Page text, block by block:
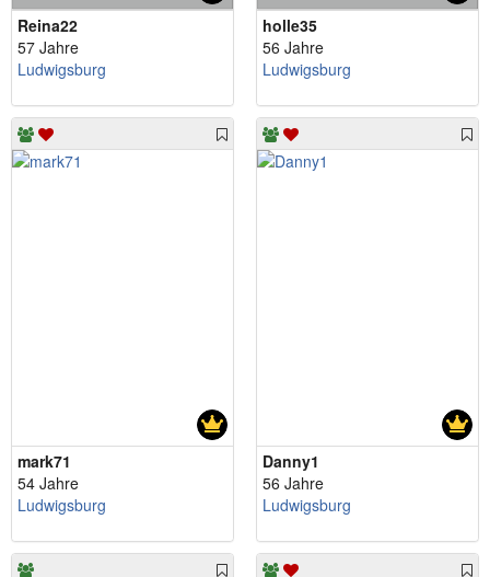
Reina22
57 Jahre
Ludwigsburg
holle35
56 Jahre
Ludwigsburg
mark71
54 Jahre
Ludwigsburg
Danny1
56 Jahre
Ludwigsburg